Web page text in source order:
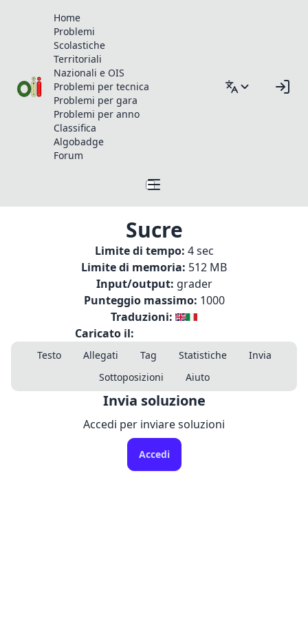
Home
Problemi
Scolastiche
Territoriali
Nazionali e OIS
Problemi per tecnica
Problemi per gara
Problemi per anno
Classifica
Algobadge
Forum
Sucre
Limite di tempo: 4 sec
Limite di memoria: 512 MB
Input/output: grader
Punteggio massimo: 1000
Traduzioni:
Caricato il:
Testo Allegati Tag Statistiche
Invia
Sottoposizioni
Aiuto
Invia soluzione
Accedi per inviare soluzioni
Accedi